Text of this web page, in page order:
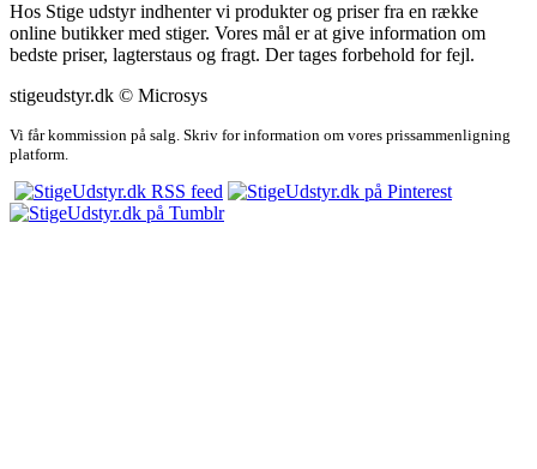
Hos Stige udstyr indhenter vi produkter og priser fra en række
online butikker med stiger. Vores mål er at give information om
bedste priser, lagterstaus og fragt. Der tages forbehold for fejl.
stigeudstyr.dk © Microsys
Vi får kommission på salg. Skriv for information om vores prissammenligning
platform.